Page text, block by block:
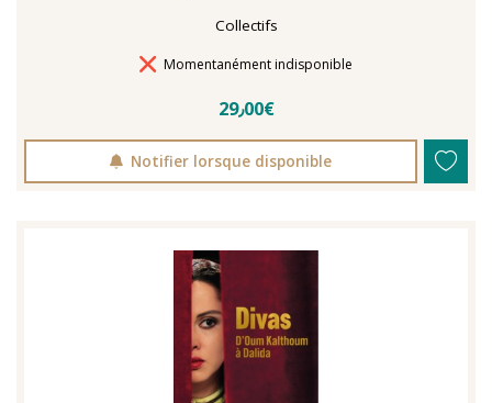
Collectifs
Délais de livraison
Momentanément indisponible
29٫00€
Notifier lorsque disponible